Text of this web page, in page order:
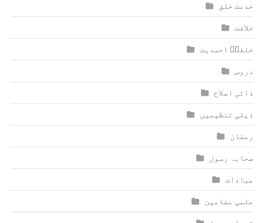
خدمت خلق
خلافت
خلفاؑ احمدیت
دروس
ذاتی اصلاح
ذیلی تنظیمیں
رمضان
صحابہ رسول
عبادات
علمی مضامین